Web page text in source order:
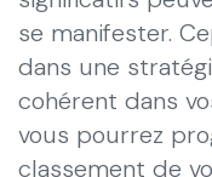
se manifester.
dans une
cohérent dans
vous pourrez
classement de